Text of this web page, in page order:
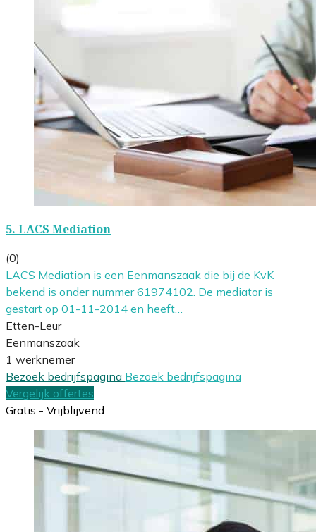
5. LACS Mediation
(0)
LACS Mediation is een Eenmanszaak die bij de KvK
bekend is onder nummer 61974102. De mediator is
gestart op 01-11-2014 en heeft…
Etten-Leur
Eenmanszaak
1 werknemer
Bezoek bedrijfspagina Bezoek bedrijfspagina
Vergelijk offertes
Gratis - Vrijblijvend